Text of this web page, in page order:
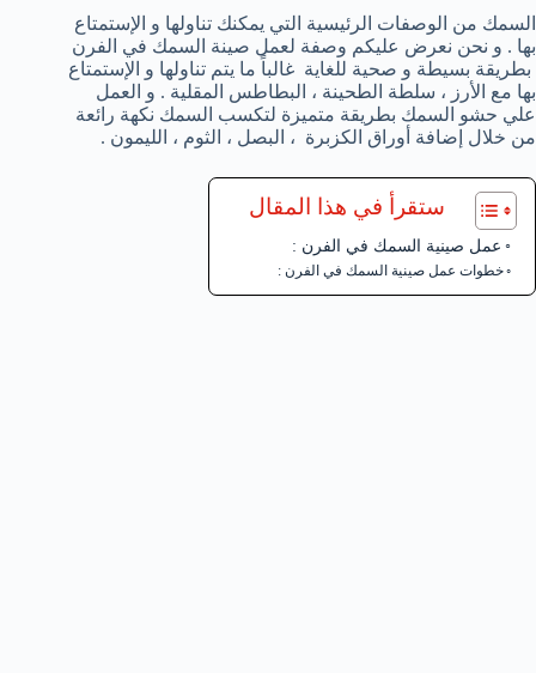
السمك من الوصفات الرئيسية التي يمكنك تناولها و الإستمتاع
بها . و نحن نعرض عليكم وصفة لعمل صينة السمك في الفرن
بطريقة بسيطة و صحية للغاية غالباً ما يتم تناولها و الإستمتاع
بها مع الأرز ، سلطة الطحينة ، البطاطس المقلية . و العمل
علي حشو السمك بطريقة متميزة لتكسب السمك نكهة رائعة
من خلال إضافة أوراق الكزبرة ، البصل ، الثوم ، الليمون .
ستقرأ في هذا المقال
عمل صينية السمك في الفرن :
خطوات عمل صينية السمك في الفرن :